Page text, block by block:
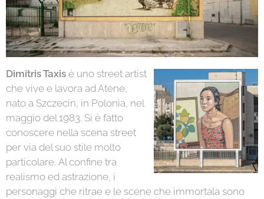
Dimitris Taxis è uno street artist
che vive e lavora ad Atene,
nato a Szczecin, in Polonia, nel
maggio del 1983. Si è fatto
conoscere nella scena street
per via del suo stile molto
particolare. Al confine tra
realismo ed astrazione, i
personaggi che ritrae e le scene che immortala sono